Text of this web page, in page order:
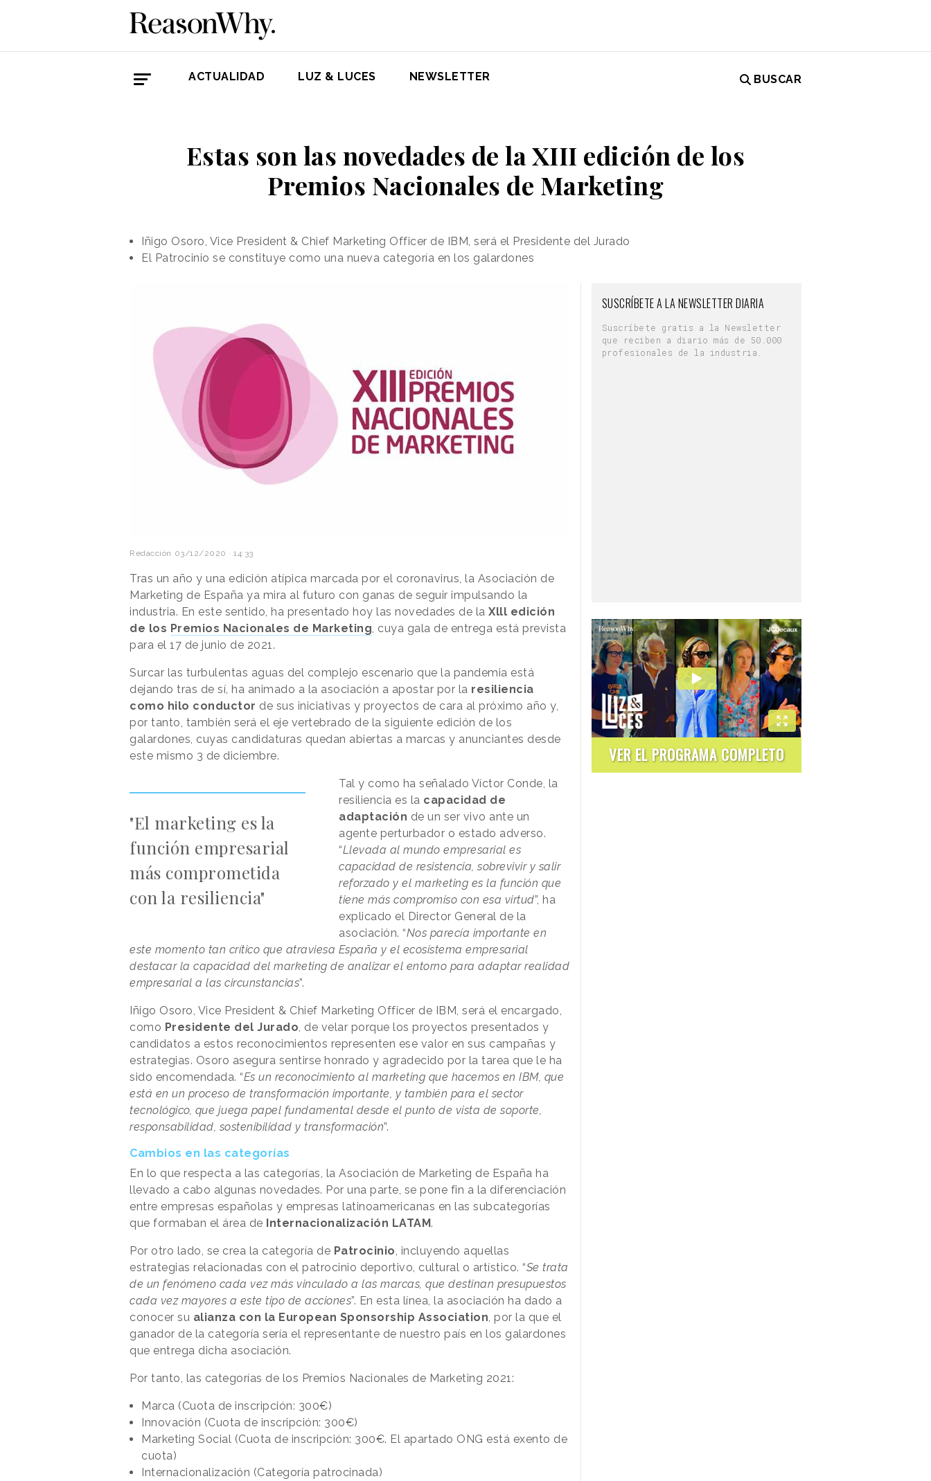
ACTUALIDAD LUZ & LUCES NEWSLETTER BUSCAR
Estas son las novedades de la XIII edición de los
Premios Nacionales de Marketing
Iñigo Osoro, Vice President & Chief Marketing Officer de IBM, será el Presidente del Jurado
El Patrocinio se constituye como una nueva categoría en los galardones
Redacción 03/12/2020 · 14:33
Tras un año y una edición atípica marcada por el coronavirus, la Asociación de
Marketing de España ya mira al futuro con ganas de seguir impulsando la
industria. En este sentido, ha presentado hoy las novedades de la Xlll edición
de los Premios Nacionales de Marketing , cuya gala de entrega está prevista
para el 17 de junio de 2021.
Surcar las turbulentas aguas del complejo escenario que la pandemia está
dejando tras de sí, ha animado a la asociación a apostar por la resiliencia
como hilo conductor de sus iniciativas y proyectos de cara al próximo año y,
por tanto, también será el eje vertebrado de la siguiente edición de los
galardones, cuyas candidaturas quedan abiertas a marcas y anunciantes desde
este mismo 3 de diciembre.
"El marketing es la
función empresarial
más comprometida
con la resiliencia"
Tal y como ha señalado Víctor Conde, la
resiliencia es la capacidad de
adaptación de un ser vivo ante un
agente perturbador o estado adverso.
“Llevada al mundo empresarial es
capacidad de resistencia, sobrevivir y salir
reforzado y el marketing es la función que
tiene más compromiso con esa virtud”, ha
explicado el Director General de la
asociación. “Nos parecía importante en
este momento tan crítico que atraviesa España y el ecosistema empresarial
destacar la capacidad del marketing de analizar el entorno para adaptar realidad
empresarial a las circunstancias”.
Iñigo Osoro, Vice President & Chief Marketing Officer de IBM, será el encargado,
como Presidente del Jurado , de velar porque los proyectos presentados y
candidatos a estos reconocimientos representen ese valor en sus campañas y
estrategias. Osoro asegura sentirse honrado y agradecido por la tarea que le ha
sido encomendada. “Es un reconocimiento al marketing que hacemos en IBM, que
está en un proceso de transformación importante, y también para el sector
tecnológico, que juega papel fundamental desde el punto de vista de soporte,
responsabilidad, sostenibilidad y transformación”.
Cambios en las categorías
En lo que respecta a las categorías, la Asociación de Marketing de España ha
llevado a cabo algunas novedades. Por una parte, se pone fin a la diferenciación
entre empresas españolas y empresas latinoamericanas en las subcategorías
que formaban el área de Internacionalización LATAM.
Por otro lado, se crea la categoría de Patrocinio , incluyendo aquellas
estrategias relacionadas con el patrocinio deportivo, cultural o artístico. “Se trata
de un fenómeno cada vez más vinculado a las marcas, que destinan presupuestos
cada vez mayores a este tipo de acciones”. En esta línea, la asociación ha dado a
conocer su alianza con la European Sponsorship Association , por la que el
ganador de la categoría sería el representante de nuestro país en los galardones
que entrega dicha asociación.
Por tanto, las categorías de los Premios Nacionales de Marketing 2021:
Marca (Cuota de inscripción: 300€)
Innovación (Cuota de inscripción: 300€)
Marketing Social (Cuota de inscripción: 300€. El apartado ONG está exento de
cuota)
Internacionalización (Categoría patrocinada)
SUSCRÍBETE A LA NEWSLETTER DIARIA
Suscríbete gratis a la Newsletter
que reciben a diario más de 50.000
profesionales de la industria.
VER EL PROGRAMA COMPLETO